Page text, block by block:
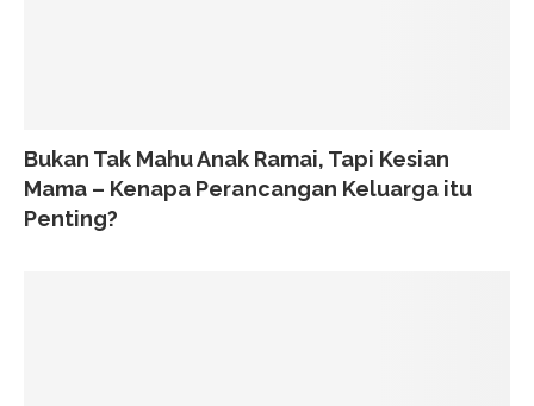
Bukan Tak Mahu Anak Ramai, Tapi Kesian
Mama – Kenapa Perancangan Keluarga itu
Penting?